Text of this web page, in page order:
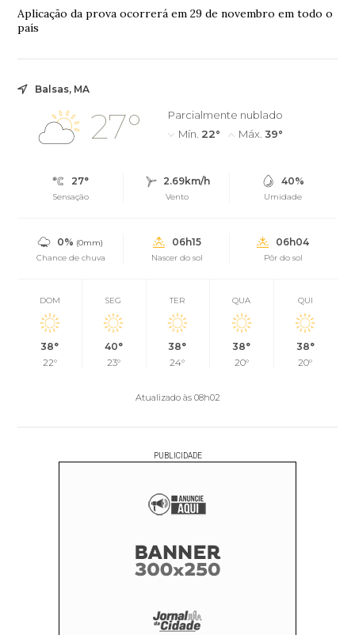
Aplicação da prova ocorrerá em 29 de novembro em todo o
país
Balsas, MA
27°
Parcialmente nublado
Mín. 22° Máx. 39°
27°
Sensação
2.69km/h
Vento
40%
Umidade
0% (0mm)
Chance de chuva
06h15
Nascer do sol
06h04
Pôr do sol
DOM
38°
22°
SEG
40°
23°
TER
38°
24°
QUA
38°
20°
QUI
38°
20°
Atualizado às 08h02
PUBLICIDADE